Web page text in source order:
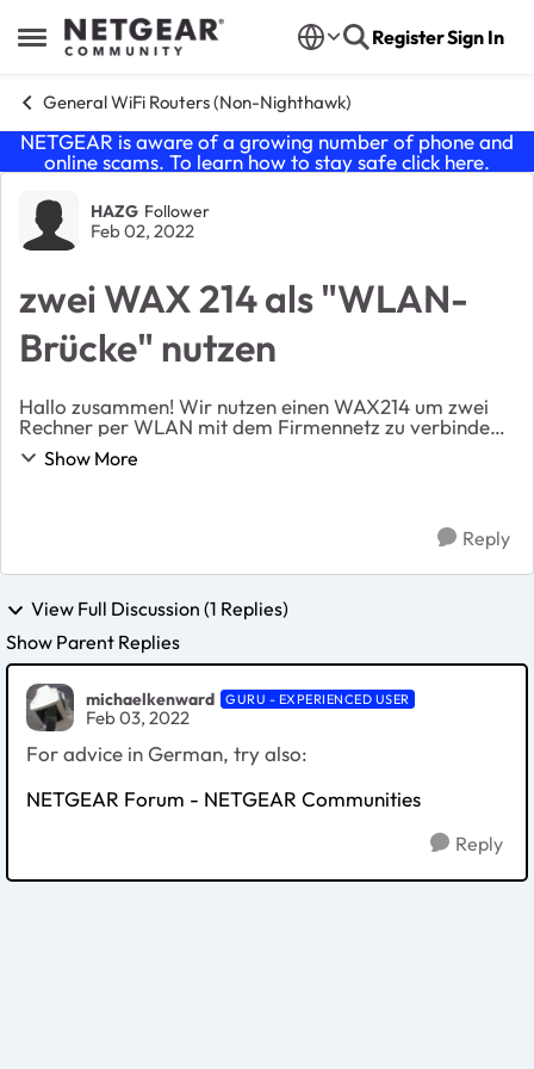
Open Side Menu
Skip to content RegisterSign In
General WiFi Routers (Non-Nighthawk)
NETGEAR is aware of a growing number of phone and
online scams. To learn how to stay safe click here.
Forum Discussion
HAZG Follower
Feb 02, 2022
zwei WAX 214 als "WLAN-
Brücke" nutzen
Hallo zusammen! Wir nutzen einen WAX214 um zwei
Rechner per WLAN mit dem Firmennetz zu verbinden.
Jetzt wollen wir an den beiden Rechnern auch
zusätzlich IP-Telefone unabhängig von den Rechnern
Show More
Reply
View Full Discussion (1 Replies)
Show Parent Replies
michaelkenward GURU - EXPERIENCED USER
Feb 03, 2022
For advice in German, try also:
NETGEAR Forum - NETGEAR Communities
Reply